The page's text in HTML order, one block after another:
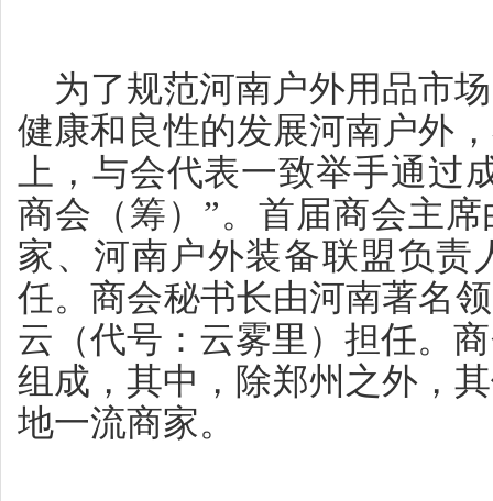
为了规范河南户外用品市
健康和良性的发展河南户外
上，与会代表一致举手通过
商会（筹）”。首届商会主
家、河南户外装备联盟负责
任。商会秘书长由河南著名
云（代号：云雾里）担任。
组成，其中，除郑州之外，
地一流商家。